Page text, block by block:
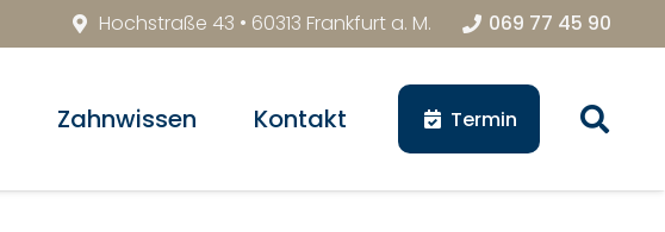
Hochstraße 43 • 60313 Frankfurt a. M. 069 77 45 90
Zahnwissen Kontakt Termin